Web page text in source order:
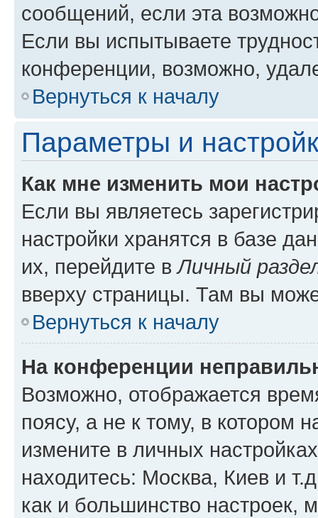
сообщений, если эта
Если вы испытываете
конференции, возможно,
Вернуться к началу
Параметры и
Как мне изменить мои
Если вы являетесь
настройки хранятся в базе
их, перейдите вЛичный
вверху страницы. Там вы
Вернуться к началу
На конференции
Возможно, отображается
поясу, а не к тому, в котором
измените в личных
находитесь: Москва, Киев и
как и большинство настроек,